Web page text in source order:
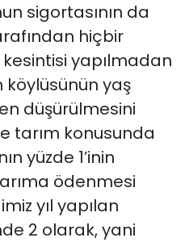
sigortasının da
hiçbir
yapılmadan
yaş
düşürülmesini
tarım konusunda
yüzde 1’inin
ödenmesi
yıl yapılan
2 olarak, yani